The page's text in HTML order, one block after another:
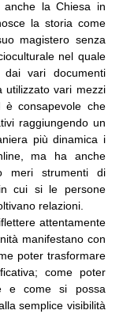
anche la Chiesa in
la storia come
magistero senza
nel quale
vari documenti
utilizzato vari mezzi
è consapevole che
raggiungendo un
più dinamica i
ma ha anche
meri strumenti di
cui si le persone
relazioni.
attentamente
manifestano con
poter trasformare
come poter
e come si possa
semplice visibilità